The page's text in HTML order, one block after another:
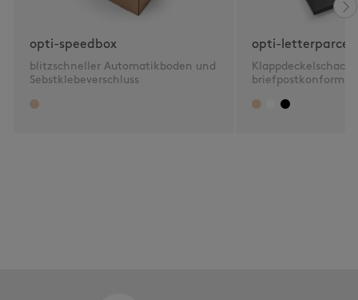
opti-speedbox
blitzschneller Automatikboden und
Sebstklebeverschluss
opti-letterparcel
briefpostkonform 2